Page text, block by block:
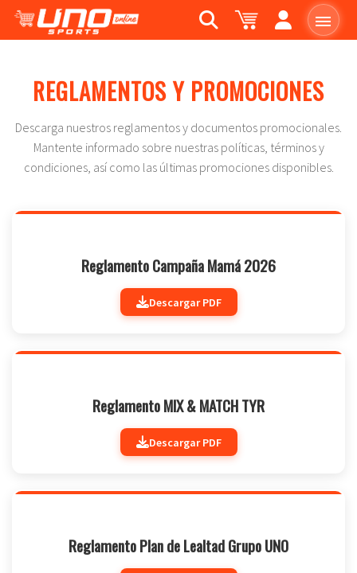
REGLAMENTOS Y PROMOCIONES
Descarga nuestros reglamentos y documentos promocionales.
Mantente informado sobre nuestras políticas, términos y
condiciones, así como las últimas promociones disponibles.
Reglamento Campaña Mamá 2026
Descargar PDF
Reglamento MIX & MATCH TYR
Descargar PDF
Reglamento Plan de Lealtad Grupo UNO